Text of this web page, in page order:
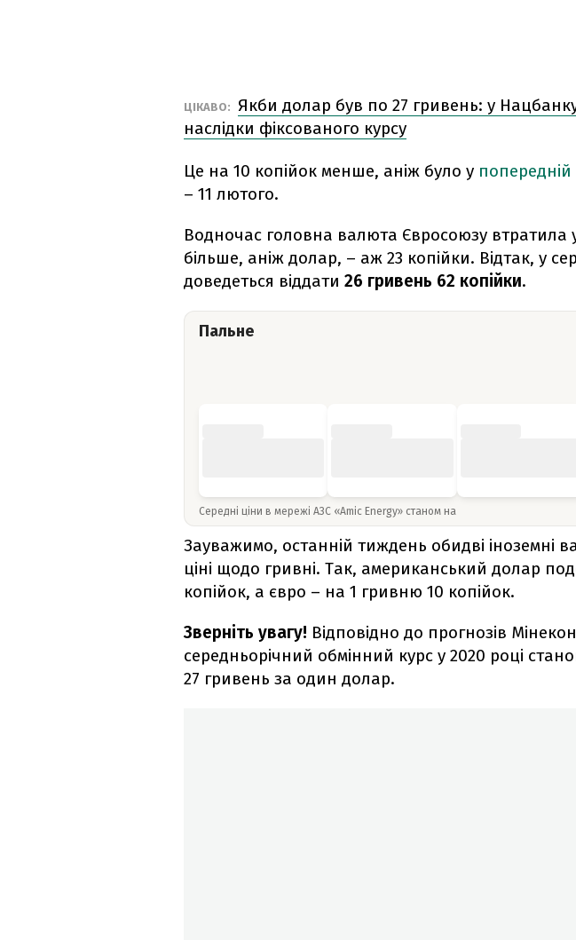
ЦІКАВО: Якби долар був по 27 гривень: у
наслідки фіксованого курсу
Це на 10 копійок менше, аніж було у
– 11 лютого.
Водночас головна валюта Євросоюзу втратила
більше, аніж долар, – аж 23 копійки. Відтак, у
доведеться віддати 26 гривень 62 копійки.
Пальне
Середні ціни в мережі АЗС «Amic Energy» станом на
Зауважимо, останній тиждень обидві іноземні
ціні щодо гривні. Так, американський долар
копійок, а євро – на 1 гривню 10 копійок.
Зверніть увагу! Відповідно до прогнозів
середньорічний обмінний курс у 2020 році
27 гривень за один долар.